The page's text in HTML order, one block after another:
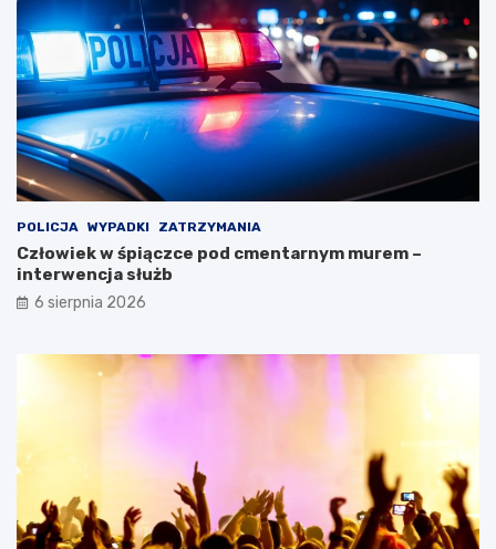
POLICJA WYPADKI ZATRZYMANIA
Człowiek w śpiączce pod cmentarnym murem –
interwencja służb
6 sierpnia 2026